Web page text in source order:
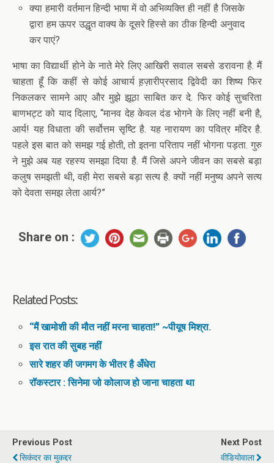
क्या हमारी वर्तमान हिन्दी भाषा में वो अभिव्यक्ति ही नहीं है जिसके
द्वारा हम ऊपर उद्धृत वाक्य के दूसरे हिस्से का ठीक हिन्दी अनुवाद
कर पाएं?
भाषा का विद्यार्थी होने के नाते मेरे लिए आखिरी सवाल सबसे डरावना है. मैं
चाहता हूँ कि कहीं से कोई आचार्य ह़ज़ारीप्रसाद द्विवेदी का शिष्य फिर
निकलकर सामने आए और मुझे झूठा साबित कर दे. फिर कोई सुचरिता
बाणभट्ट को याद दिलाए, “मानव देह केवल दंड भोगने के लिए नहीं बनी है,
आर्य! यह विधाता की सर्वोत्तम सृष्टि है. यह नारायण का पवित्र मंदिर है.
पहले इस बात को समझ गई होती, तो इतना परिताप नहीं भोगना पड़ता. गुरु
ने मुझे अब यह रहस्य समझा दिया है. मैं जिसे अपने जीवन का सबसे बड़ा
कलुष समझती थी, वही मेरा सबसे बड़ा सत्य है. क्यों नहीं मनुष्य अपने सत्य
को देवता समझ लेता आर्य?”
Share on :
Related Posts:
“मैं खामोशी की मौत नहीं मरना चाहता!” ~पीयूष मिश्रा.
इस रात की सुबह नहीं
सारे शहर की जगमग के भीतर है अँधेरा
रॉकस्टार : सिनेमा जो कोलाज हो जाना चाहता था
Previous Post
सिकंदर का मुकद्दर
Next Post
वीडियोवाला